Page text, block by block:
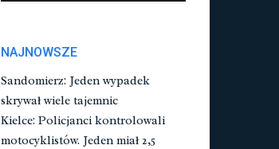
NAJNOWSZE
Sandomierz: Jeden wypadek
skrywał wiele tajemnic
Kielce: Policjanci kontrolowali
motocyklistów. Jeden miał 2,5